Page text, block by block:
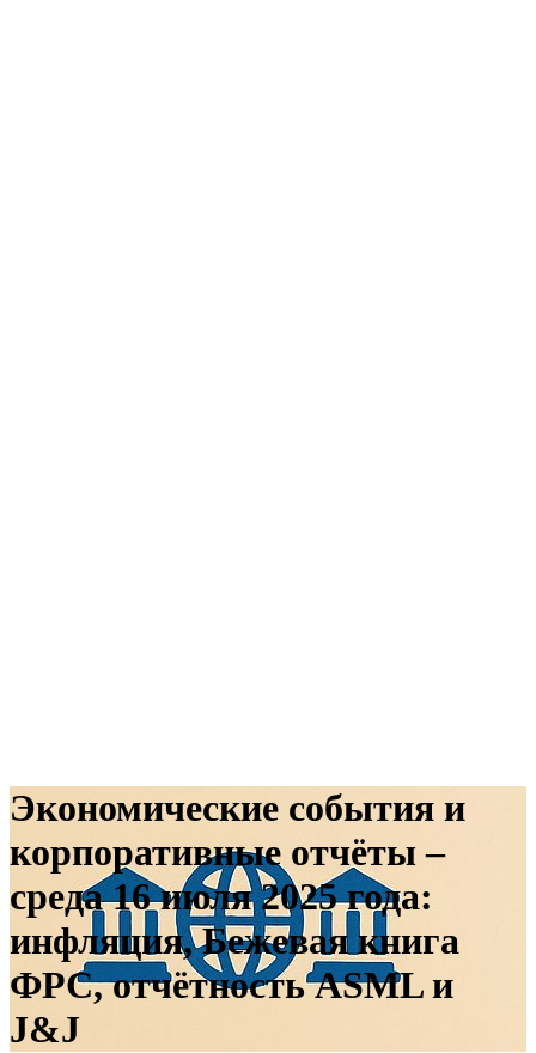
Экономические события и
корпоративные отчёты –
среда 16 июля 2025 года:
инфляция, Бежевая книга
ФРС, отчётность ASML и
J&J